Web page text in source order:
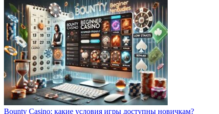
Bounty Casino: какие условия игры доступны новичкам?